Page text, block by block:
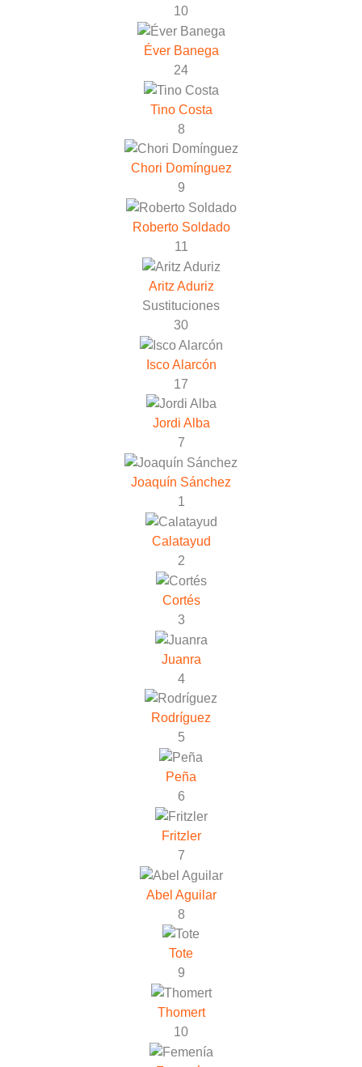
10
Éver Banega
24
Tino Costa
8
Chori Domínguez
9
Roberto Soldado
11
Aritz Aduriz
Sustituciones
30
Isco Alarcón
17
Jordi Alba
7
Joaquín Sánchez
1
Calatayud
2
Cortés
3
Juanra
4
Rodríguez
5
Peña
6
Fritzler
7
Abel Aguilar
8
Tote
9
Thomert
10